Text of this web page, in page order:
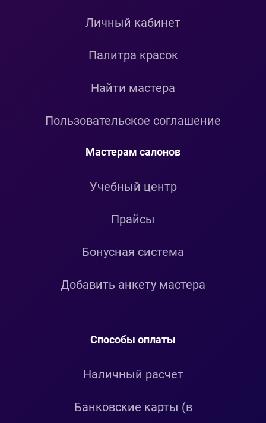
Личный кабинет
Палитра красок
Найти мастера
Пользовательское соглашение
Мастерам салонов
Учебный центр
Прайсы
Бонусная система
Добавить анкету мастера
Способы оплаты
Наличный расчет
Банковские карты (в